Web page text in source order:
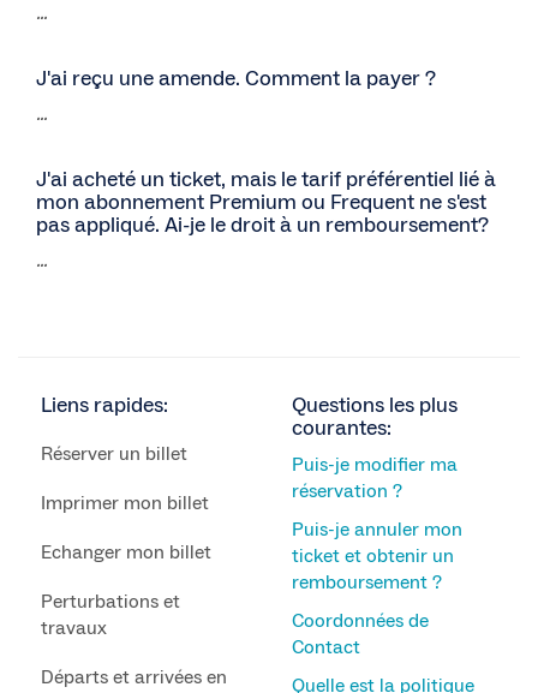
...
J'ai reçu une amende. Comment la payer ?
...
J'ai acheté un ticket, mais le tarif préférentiel lié à
mon abonnement Premium ou Frequent ne s'est
pas appliqué. Ai-je le droit à un remboursement?
...
Liens rapides:
Réserver un billet
Imprimer mon billet
Echanger mon billet
Perturbations et
travaux
Départs et arrivées en
Questions les plus
courantes:
Puis-je modifier ma
réservation ?
Puis-je annuler mon
ticket et obtenir un
remboursement ?
Coordonnées de
Contact
Quelle est la politique